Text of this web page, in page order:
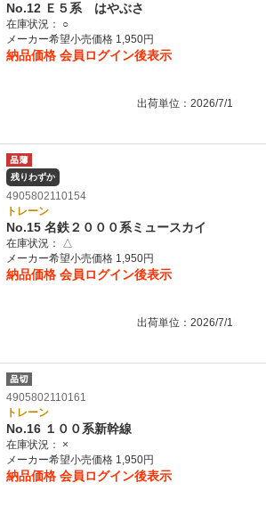
No.12 Ｅ５系 はやぶさ
在庫状況：
○
メーカー希望小売価格 1,950円
納品価格 会員ログイン後表示
出荷単位：2026/7/1
残りわずか
4905802110154
トレーン
No.15 名鉄２０００系ミュースカイ
在庫状況：
△
メーカー希望小売価格 1,950円
納品価格 会員ログイン後表示
出荷単位：2026/7/1
4905802110161
トレーン
No.16 １００系新幹線
在庫状況：
×
メーカー希望小売価格 1,950円
納品価格 会員ログイン後表示